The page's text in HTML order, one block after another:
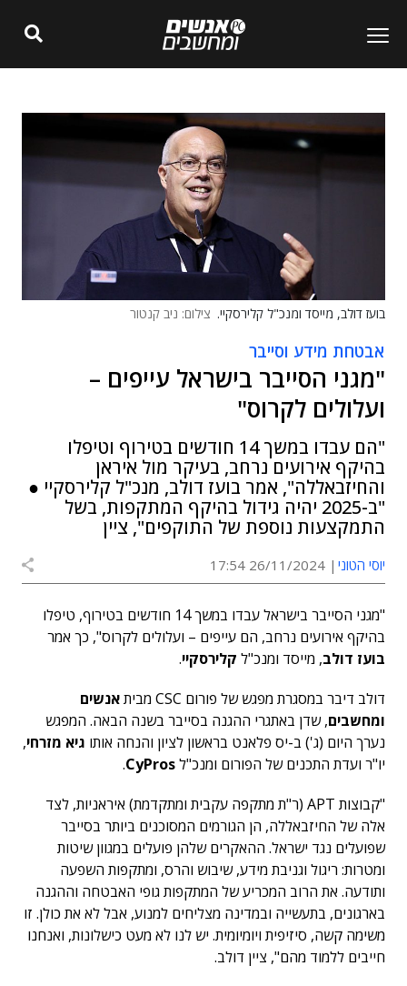
בועז דולב, מייסד ומנכ"ל קלירסקיי. צילום: ניב קנטור
אבטחת מידע וסייבר
"מגני הסייבר בישראל עייפים –
ועלולים לקרוס"
"הם עבדו במשך 14 חודשים בטירוף וטיפלו
בהיקף אירועים נרחב, בעיקר מול איראן
והחיזבאללה", אמר בועז דולב, מנכ"ל קלירסקיי ●
"ב-2025 יהיה גידול בהיקף המתקפות, בשל
התמקצעות נוספת של התוקפים", ציין
יוסי הטוני 26/11/2024 17:54
"מגני הסייבר בישראל עבדו במשך 14 חודשים בטירוף, טיפלו
בהיקף אירועים נרחב, הם עייפים – ועלולים לקרוס", כך אמר
בועז דולב, מייסד ומנכ"ל קלירסקיי.
דולב דיבר במסגרת מפגש של פורום CSC מבית
אנשים
ומחשבים, שדן באתגרי ההגנה בסייבר בשנה הבאה. המפגש
נערך היום (ג') ב-יס פלאנט בראשון לציון והנחה אותו גיא מזרחי,
יו"ר ועדת התכנים של הפורום ומנכ"לCyPros
.
"קבוצות APT (ר"ת מתקפה עקבית ומתקדמת) איראניות, לצד
אלה של החיזבאללה, הן הגורמים המסוכנים ביותר בסייבר
שפועלים נגד ישראל. ההאקרים שלהן פועלים במגוון שיטות
ומטרות: ריגול וגניבת מידע, שיבוש והרס, ומתקפות השפעה
ותודעה. את הרוב המכריע של המתקפות גופי האבטחה וההגנה
בארגונים, בתעשייה ובמדינה מצליחים למנוע, אבל לא את כולן. זו
משימה קשה, סיזיפית ויומיומית. יש לנו לא מעט כישלונות, ואנחנו
חייבים ללמוד מהם", ציין דולב.